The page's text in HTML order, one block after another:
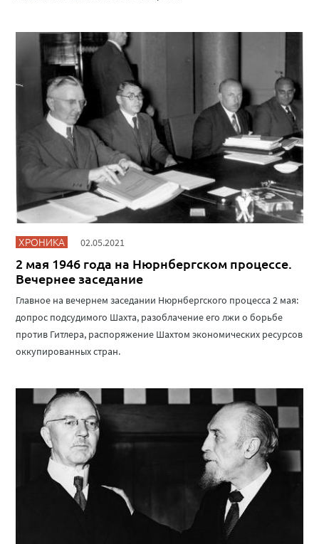
ХРОНИКА 02.05.2021
2 мая 1946 года на Нюрнбергском процессе.
Вечернее заседание
Главное на вечернем заседании Нюрнбергского процесса 2 мая:
допрос подсудимого Шахта, разоблачение его лжи о борьбе
против Гитлера, распоряжение Шахтом экономических ресурсов
оккупированных стран.